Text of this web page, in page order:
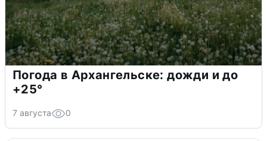
Погода в Архангельске: дожди и до
+25°
7 августа 0